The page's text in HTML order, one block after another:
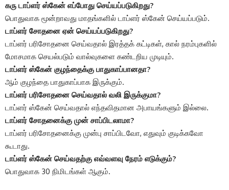
கரு டாப்ளர் ஸ்கேன் எப்போது செய்யப்படுகிறது?
பொதுவாக மூன்றாவது மாதங்களில் டாப்ளர் ஸ்கேன் செய்யப்படும்.
டாப்ளர் சோதனை ஏன் செய்யப்படுகிறது?
டாப்ளர் பரிசோதனை செய்வதால் இரத்தக் கட்டிகள், கால் நரம்புகளில்
மோசமாக செயல்படும் வால்வுகளை கண்டறிய முடியும்.
டாப்ளர் ஸ்கேன் குழந்தைக்கு பாதுகாப்பானதா?
ஆம் குழந்தை பாதுகாப்பாக இருக்கும்.
டாப்ளர் பரிசோதனை செய்வதால் வலி இருக்குமா?
டாப்ளர் ஸ்கேன் செய்வதால் எந்தவிதமான அபாயங்களும் இல்லை.
டாப்ளர் சோதனைக்கு முன் சாப்பிடலாமா?
டாப்ளர் பரிசோதனைக்கு முன்பு சாப்பிடவோ, எதுவும் குடிக்கவோ
கூடாது.
டாப்ளர் ஸ்கேன் செய்வதற்கு எவ்வளவு நேரம் எடுக்கும்?
பொதுவாக 30 நிமிடங்கள் ஆகும்.